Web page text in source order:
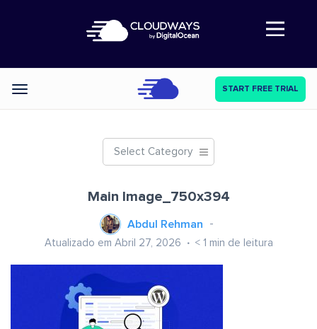
Abre a navegação
Categories START FREE TRIAL
Select Category
Main Image_750x394
Abdul Rehman
Atualizado em Abril 27, 2026 < 1 min de leitura